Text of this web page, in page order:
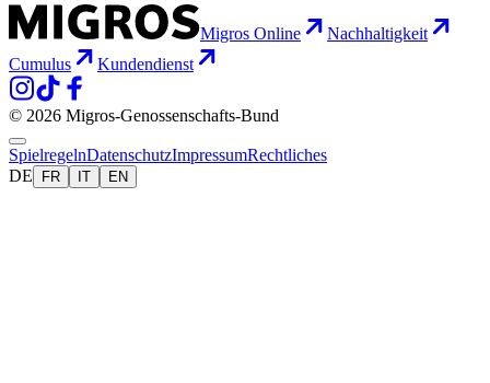
Migros Online
Nachhaltigkeit
Cumulus
Kundendienst
© 2026 Migros-Genossenschafts-Bund
SpielregelnDatenschutzImpressumRechtliches
DE
FR IT EN